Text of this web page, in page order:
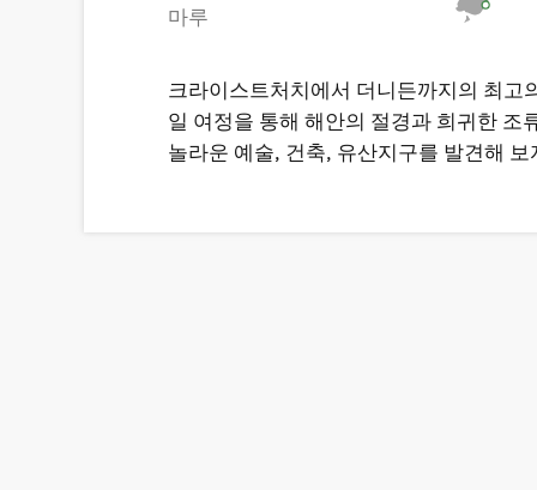
마루
크라이스트처치에서 더니든까지의 최고
일 여정을 통해 해안의 절경과 희귀한 조
놀라운 예술, 건축, 유산지구를 발견해 보